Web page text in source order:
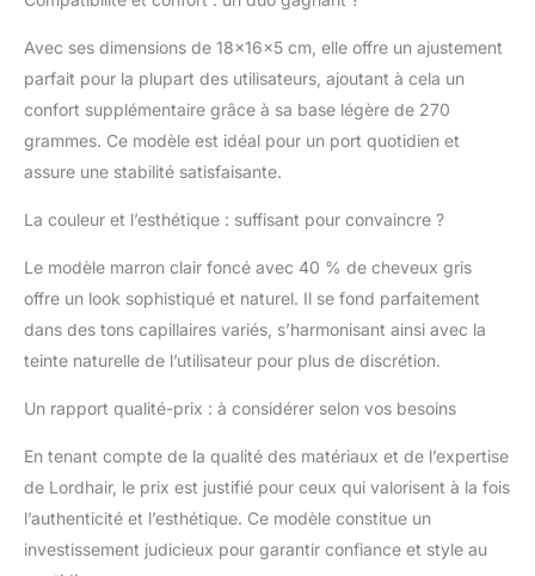
blancs dans la couleur,
perruque qui se laisse
plus réaliste, qui
s'ajustement parfait
pour le cuir chevelu
supérieurs doux et
ventilés Perruque, réel
et naturel, sans erreurs,
produits de haute
qualité. Politique de
service : Si vous avez
des questions sur le
un message et nous
les 24 heures. Je vous
souhaite un bon
shopping !
Avec ses dimensions de 18x16x5 cm, elle offre un ajustement
parfait pour la plupart des utilisateurs, ajoutant à cela un
confort supplémentaire grâce à sa base légère de 270
grammes. Ce modèle est idéal pour un port quotidien et
assure une stabilité satisfaisante.
La couleur et l’esthétique : suffisant pour convaincre ?
Le modèle marron clair foncé avec 40 % de cheveux gris
offre un look sophistiqué et naturel. Il se fond parfaitement
dans des tons capillaires variés, s’harmonisant ainsi avec la
teinte naturelle de l’utilisateur pour plus de discrétion.
Un rapport qualité-prix : à considérer selon vos besoins
En tenant compte de la qualité des matériaux et de l’expertise
de Lordhair, le prix est justifié pour ceux qui valorisent à la fois
l’authenticité et l’esthétique. Ce modèle constitue un
investissement judicieux pour garantir confiance et style au